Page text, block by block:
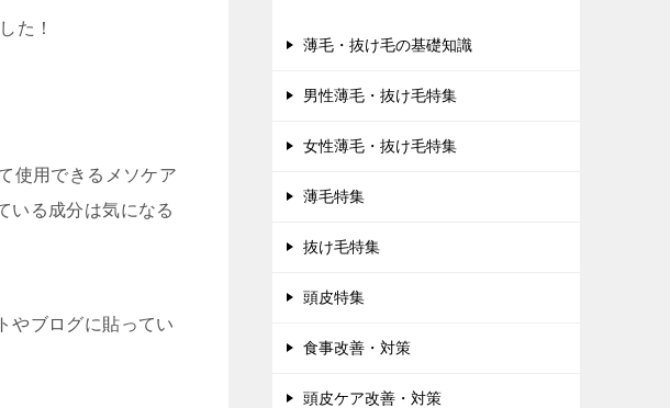
使用できるメソケア
いる成分は気になる
やブログに貼ってい
薄毛・抜け毛の基礎知識
男性薄毛・抜け毛特集
女性薄毛・抜け毛特集
薄毛特集
抜け毛特集
頭皮特集
食事改善・対策
頭皮ケア改善・対策